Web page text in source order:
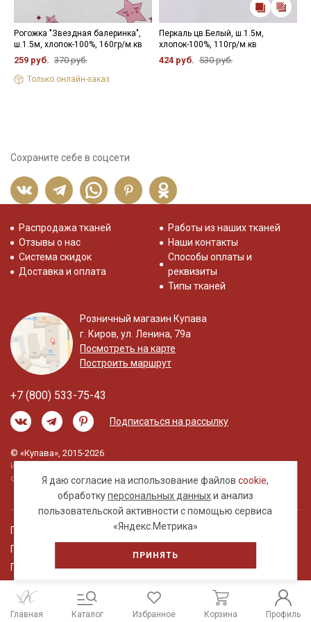
Рогожка "Звездная балеринка",
ш.1.5м, хлопок-100%, 160гр/м.кв
259 руб. 370 руб.
Только онлайн-заказ
Перкаль цв.Белый, ш.1.5м,
хлопок-100%, 110гр/м.кв
424 руб. 530 руб.
Сохраните себе в соцсети
Я даю согласие на использование файловcookie,
обработкуперсональных данныхи анализ
пользовательской активности с помощью сервиса
«Яндекс.Метрика»
ПРИНЯТЬ
Распродажа тканей
Отзывы о нас
Система скидок
Доставка и оплата
Работы из наших тканей
Наши контакты
Способы оплаты и
реквизиты
Типы тканей
Розничный магазин Купава
г. Киров, ул. Ленина, 79а
Посмотреть на карте
Построить маршрут
+7 (800) 533-75-43
Подписаться на рассылку
© «Купава», 2015-2026
Информация на сайте не является публичной
офертой.
Правовая информация
Политика обработки персональных данных
Пользовательское соглашение
Главная Каталог Избранное Корзина Профиль